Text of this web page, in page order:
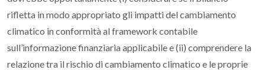
rifletta in modo appropriato gli impatti del cambiamento
climatico in conformità alframework contabile
sull’informazione finanziaria applicabile e(ii) comprendere la
relazione tra il rischio di cambiamento climatico e le proprie